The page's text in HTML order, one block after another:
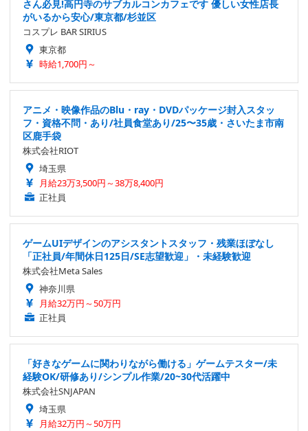
さん必見!高円寺のサブカルコンカフェです 優しい女性店長
がいるから安心/東京都/杉並区
コスプレ BAR SIRIUS
東京都
時給1,700円～
アニメ・映像作品のBlu・ray・DVDパッケージ封入スタッ
フ・資格不問・あり/社員食堂あり/25〜35歳・さいたま市南
区鹿手袋
株式会社RIOT
埼玉県
月給23万3,500円～38万8,400円
正社員
ゲームUIデザインのアシスタントスタッフ・残業ほぼなし
「正社員/年間休日125日/SE志望歓迎」・未経験歓迎
株式会社Meta Sales
神奈川県
月給32万円～50万円
正社員
「好きなゲームに関わりながら働ける」ゲームテスター/未
経験OK/研修あり/シンプル作業/20~30代活躍中
株式会社SNJAPAN
埼玉県
月給32万円～50万円